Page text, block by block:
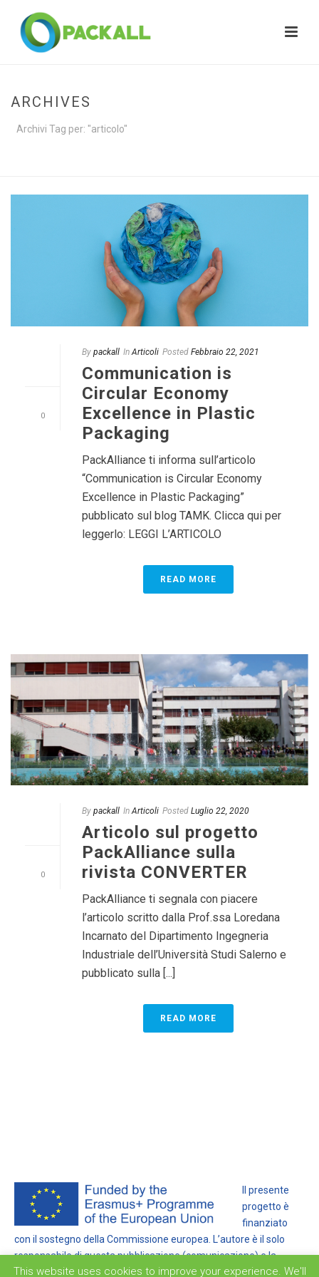
ARCHIVES
Archivi Tag per: "articolo"
0
By packall In Articoli Posted Febbraio 22, 2021
Communication is
Circular Economy
Excellence in Plastic
Packaging
PackAlliance ti informa sull’articolo
“Communication is Circular Economy
Excellence in Plastic Packaging”
pubblicato sul blog TAMK. Clicca qui per
leggerlo: LEGGI L’ARTICOLO
READ MORE
0
By packall In Articoli Posted Luglio 22, 2020
Articolo sul progetto
PackAlliance sulla
rivista CONVERTER
PackAlliance ti segnala con piacere
l’articolo scritto dalla Prof.ssa Loredana
Incarnato del Dipartimento Ingegneria
Industriale dell’Università Studi Salerno e
pubblicato sulla [...]
READ MORE
Il presente
progetto è
finanziato
con il sostegno della Commissione europea. L’autore è il solo
responsabile di questa pubblicazione (comunicazione) e la
Commissione declina ogni responsabilità sull’uso che potrà
This website uses cookies to improve your experience. We'll